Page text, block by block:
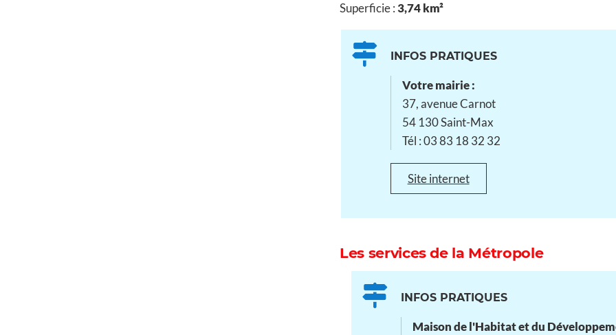
Superficie :3,74 km²
INFOS PRATIQUES
Votre mairie :
37, avenue Carnot
54 130 Saint-Max
Tél : 03 83 18 32 32
Site internet
Les services de la Métropole
INFOS PRATIQUES
Maison de l'Habitat et du